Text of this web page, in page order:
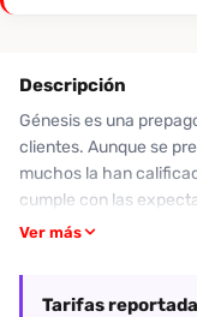
Descripción
Génesis es una
clientes. Aunque se
muchos la han
cumple con las
publicidad. A pesar de
deja mucho que
respecto a su
Ver más
Tarifas